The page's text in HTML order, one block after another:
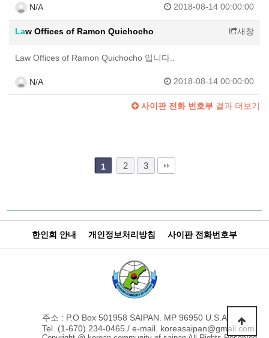
N/A 2018-08-14 00:00:00
Law Offices of Ramon Quichocho 새창
Law Offices of Ramon Quichocho 입니다..
N/A 2018-08-14 00:00:00
사이판 전화 번호부 결과 더보기
1 2 3
한인회 안내 개인정보처리방침 사이판 전화번호부
주소 : P.O Box 501958 SAIPAN. MP 96950 U.S.A
Tel. (1-670) 234-0465 / e-mail. koreasaipan@gmail.com